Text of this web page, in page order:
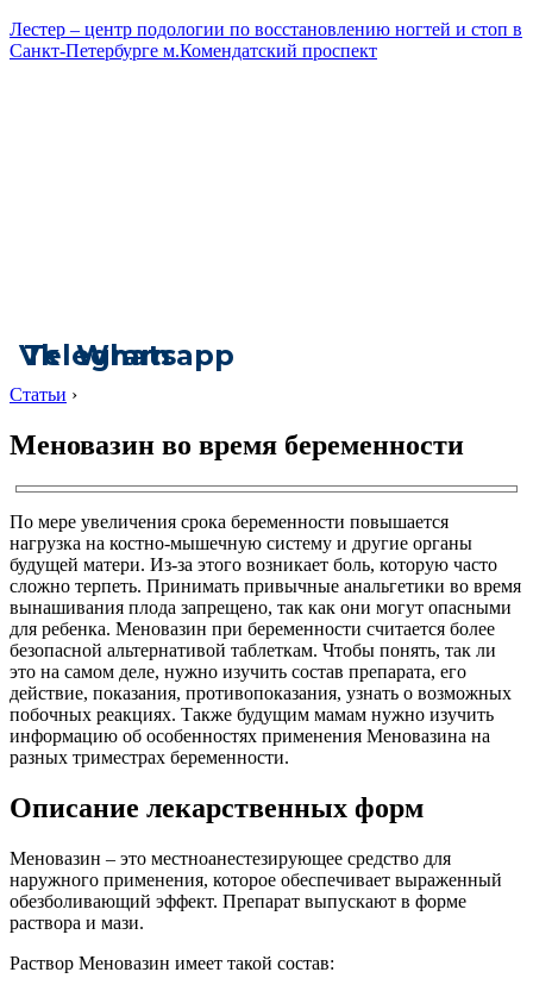
Лестер – центр подологии по восстановлению ногтей и стоп в
Санкт-Петербурге м.Комендатский проспект
Vk
Telegram
Whatsapp
Статьи ›
Меновазин во время беременности
По мере увеличения срока беременности повышается
нагрузка на костно-мышечную систему и другие органы
будущей матери. Из-за этого возникает боль, которую часто
сложно терпеть. Принимать привычные анальгетики во время
вынашивания плода запрещено, так как они могут опасными
для ребенка. Меновазин при беременности считается более
безопасной альтернативой таблеткам. Чтобы понять, так ли
это на самом деле, нужно изучить состав препарата, его
действие, показания, противопоказания, узнать о возможных
побочных реакциях. Также будущим мамам нужно изучить
информацию об особенностях применения Меновазина на
разных триместрах беременности.
Описание лекарственных форм
Меновазин – это местноанестезирующее средство для
наружного применения, которое обеспечивает выраженный
обезболивающий эффект. Препарат выпускают в форме
раствора и мази.
Раствор Меновазин имеет такой состав: